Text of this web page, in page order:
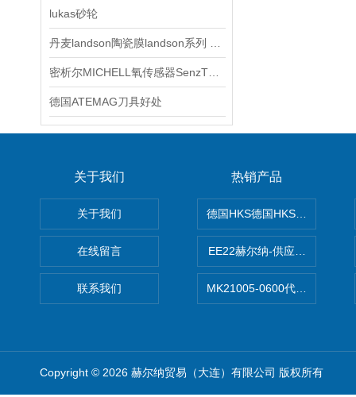
lukas砂轮
德国ATEMAG刀具好处
关于我们
关于我们
在线留言
联系我们
热销产品
德国HKS德国HKS液压旋转摆
EE22赫尔纳-供应
MK21005-0600代理德国MK
Copyright © 2026 赫尔纳贸易（大连）有限公司 版权所有